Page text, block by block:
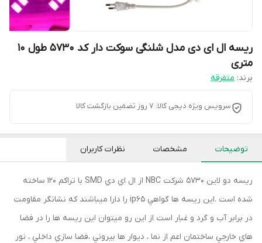
ریسه ال ای دی مدل شلنگی سوکت دار کد 5730 طول 10
متری
برند: متفرقه
سرویس ویژه دیجی کالا: 7 روز تضمین بازگشت کالا
توضیحات مشخصات نظرات کاربران
ريسه دو لاين 5730 شركت NBC از ال اي دي SMD با تراكم 120 ساخته
شده است .اين ريسه ها گواهي ip65 را دارا ميباشند كه نشانگر مقاومت
در برابر آب و گرد و غبار است از اين رو ميتوان اين ريسه ها را در فضا
هاي خارجي ساختمان اعم از نما ، ديوار ها بيروني ،فضا سازي داخلي ، نور